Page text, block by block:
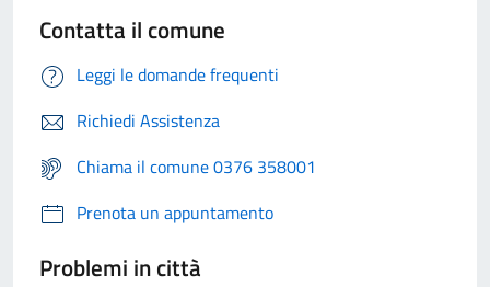
Contatta il comune
Leggi le domande frequenti
Richiedi Assistenza
Chiama il comune 0376 358001
Prenota un appuntamento
Problemi in città